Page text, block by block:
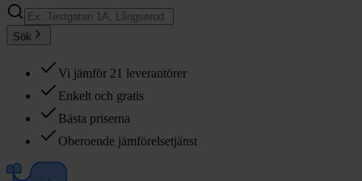
Sök
Vi jämför 21 leverantörer
Enkelt och gratis
Bästa priserna
Oberoende jämförelsetjänst